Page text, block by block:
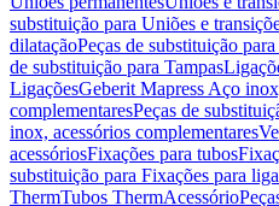
substituição para Uniões e
dilataçãoPeças de substituição
de substituição para Tampas
LigaçõesGeberit Mapress Aço
complementaresPeças de
inox, acessórios complementares
acessóriosFixações para tubos
substituição para Fixações para
ThermTubos ThermAcessório